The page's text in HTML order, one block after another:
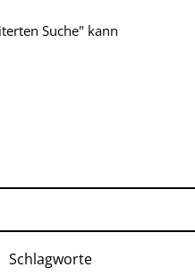
Suche" kann
Schlagworte